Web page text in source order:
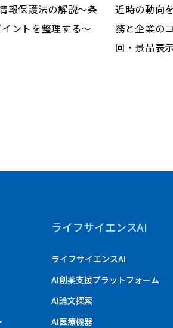
報保護法の解説～条
ントを整理する～
近時の動向
務と企業の
回・景品表
ライフサイエンスAI
ライフサイエンスAI
AI創薬支援プラットフォーム
AI論文探索
AI医療機器